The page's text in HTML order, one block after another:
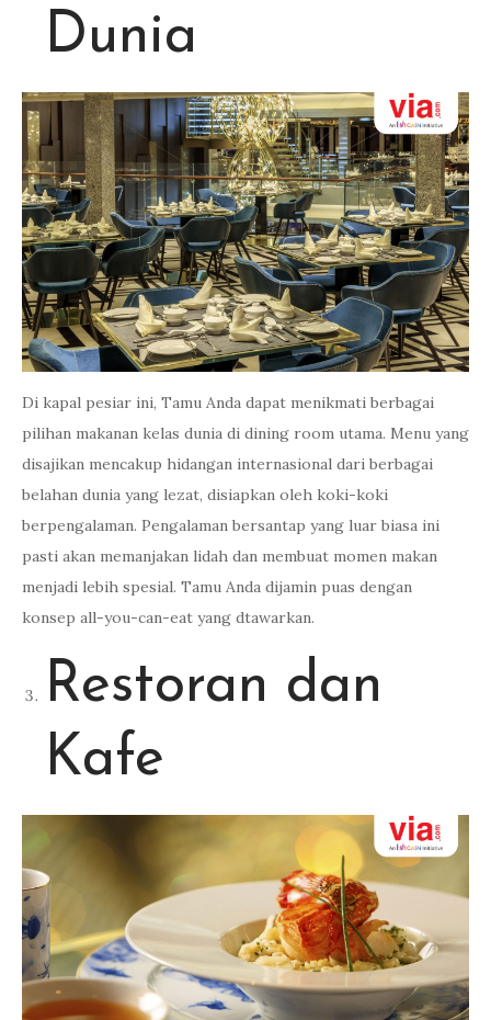
Dunia
Di kapal pesiar ini, Tamu Anda dapat menikmati berbagai
pilihan makanan kelas dunia di dining room utama. Menu yang
disajikan mencakup hidangan internasional dari berbagai
belahan dunia yang lezat, disiapkan oleh koki-koki
berpengalaman. Pengalaman bersantap yang luar biasa ini
pasti akan memanjakan lidah dan membuat momen makan
menjadi lebih spesial. Tamu Anda dijamin puas dengan
konsep all-you-can-eat yang dtawarkan.
Restoran dan
Kafe